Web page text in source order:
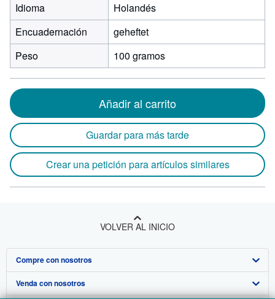
Idioma
Holandés
Encuadernación
geheftet
Peso
100 gramos
Añadir al carrito
Guardar para más tarde
Crear una petición para artículos similares
VOLVER AL INICIO
Compre con nosotros
Búsqueda avanzada
Venda con nosotros